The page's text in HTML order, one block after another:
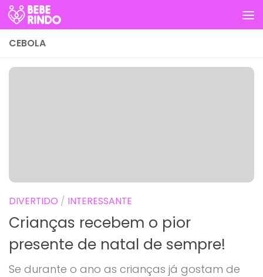
Skip to content
CEBOLA
DIVERTIDO / INTERESSANTE
Crianças recebem o pior
presente de natal de sempre!
Se durante o ano as crianças já gostam de